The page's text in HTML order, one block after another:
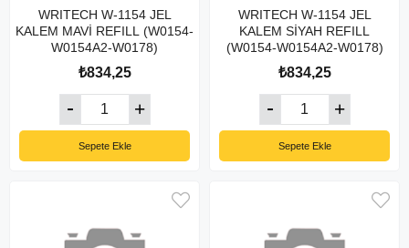
WRITECH W-1154 JEL
KALEM MAVİ REFILL (W0154-
W0154A2-W0178)
₺834,25
Sepete Ekle
WRITECH W-1154 JEL
KALEM SİYAH REFILL
(W0154-W0154A2-W0178)
₺834,25
Sepete Ekle